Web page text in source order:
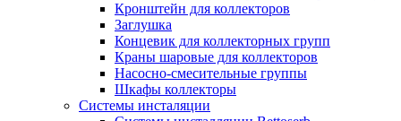
Кронштейн для коллекторов
Заглушка
Концевик для коллекторных групп
Краны шаровые для коллекторов
Насосно-смесительные группы
Шкафы коллекторы
Системы инсталяции